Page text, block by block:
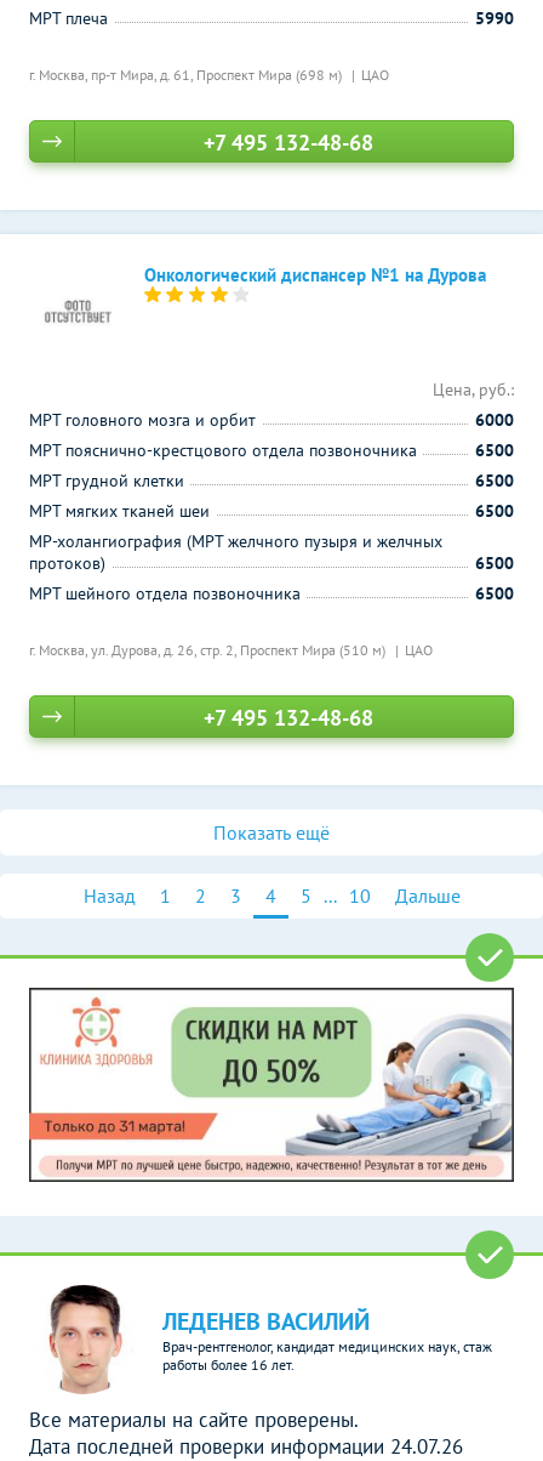
г. Москва, пр-т Мира, д. 61, Проспект Мира (698 м) ЦАО
МРТ плеча
5990
+7 495 132-48-68
Онкологический диспансер №1 на Дурова
г. Москва, ул. Дурова, д. 26, стр. 2, Проспект Мира (510 м) ЦАО
Цена, руб.:
МРТ головного мозга и орбит
6000
МРТ пояснично-крестцового отдела позвоночника
6500
МРТ грудной клетки
6500
МРТ мягких тканей шеи
6500
МР-холангиография (МРТ желчного пузыря и желчных
протоков)
6500
МРТ шейного отдела позвоночника
6500
+7 495 132-48-68
Показать ещё
Назад 1 2 3 4 5 ... 10 Дальше
ЛЕДЕНЕВ ВАСИЛИЙ
Врач-рентгенолог, кандидат медицинских наук, стаж
работы более 16 лет.
Все материалы на сайте проверены.
Дата последней проверки информации 24.07.26